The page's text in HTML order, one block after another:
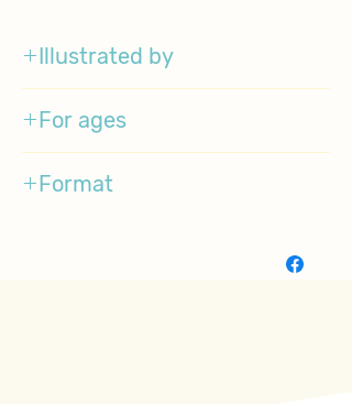
Illustrated by
For ages
Format